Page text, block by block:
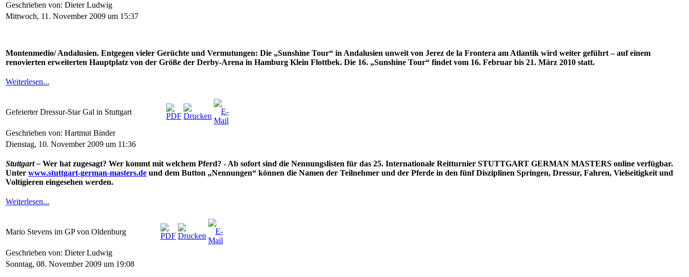
Geschrieben von: Dieter Ludwig
Mittwoch, 11. November 2009 um 15:37
Montenmedio/ Andalusien. Entgegen vieler Gerüchte und Vermutungen: Die „Sunshine Tour“ in Andalusien unweit von Jerez de la Frontera am Atlantik wird weiter geführt – auf einem
renovierten erweiterten Hauptplatz von der Größe der Derby-Arena in Hamburg Klein Flottbek. Die 16. „Sunshine Tour“ findet vom 16. Februar bis 21. März 2010 statt.
Weiterlesen...
Gefeierter Dressur-Star Gal in Stuttgart
Geschrieben von: Hartmut Binder
Dienstag, 10. November 2009 um 11:36
Stuttgart – Wer hat zugesagt? Wer kommt mit welchem Pferd? - Ab sofort sind die Nennungslisten für das 25. Internationale Reitturnier STUTTGART GERMAN MASTERS online verfügbar.
Unter www.stuttgart-german-masters.de und dem Button „Nennungen“ können die Namen der Teilnehmer und der Pferde in den fünf Disziplinen Springen, Dressur, Fahren, Vielseitigkeit und
Voltigieren eingesehen werden.
Weiterlesen...
Mario Stevens im GP von Oldenburg
Geschrieben von: Dieter Ludwig
Sonntag, 08. November 2009 um 19:08